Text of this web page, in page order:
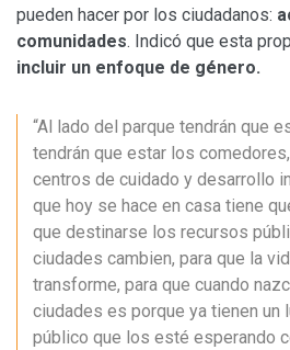
pueden hacer por los ciudadanos:
comunidades. Indicó que esta
incluir un enfoque de género.
“Al lado del parque tendrán que
tendrán que estar los
centros de cuidado y desarrollo
que hoy se hace en casa tiene
que destinarse los recursos
ciudades cambien, para que la
transforme, para que cuando
ciudades es porque ya tienen un
público que los esté esperando